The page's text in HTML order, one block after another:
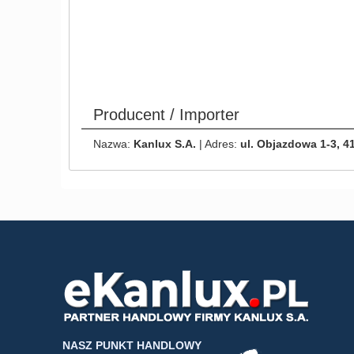
Producent / Importer
Nazwa: Kanlux S.A. | Adres: ul. Objazdowa 1-3,
NASZ PUNKT HANDLOWY